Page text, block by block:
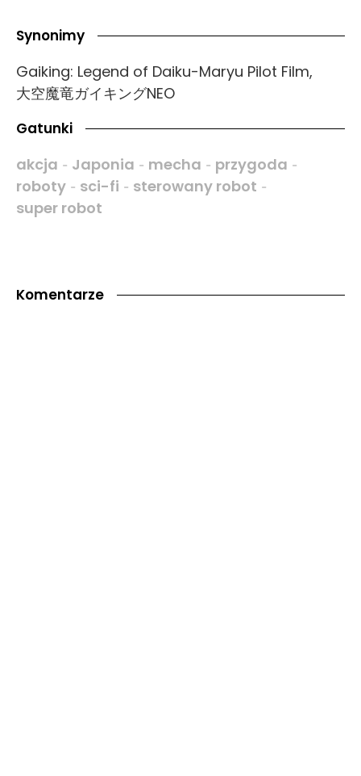
Synonimy
Gaiking: Legend of Daiku-Maryu Pilot Film,
大空魔竜ガイキングNEO
Gatunki
akcja - Japonia - mecha - przygoda -
roboty - sci-fi - sterowany robot -
super robot
Komentarze